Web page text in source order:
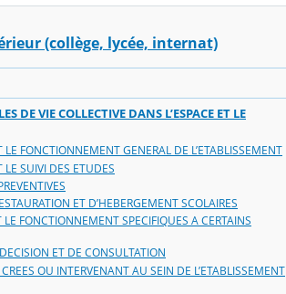
(collège, lycée, internat)
DE VIE COLLECTIVE DANS L’ESPACE ET LE
LE FONCTIONNEMENT GENERAL DE L’ETABLISSEMENT
LE SUIVI DES ETUDES
ET D’HEBERGEMENT SCOLAIRES
LE FONCTIONNEMENT SPECIFIQUES A CERTAINS
ET DE CONSULTATION
OU INTERVENANT AU SEIN DE L’ETABLISSEMENT